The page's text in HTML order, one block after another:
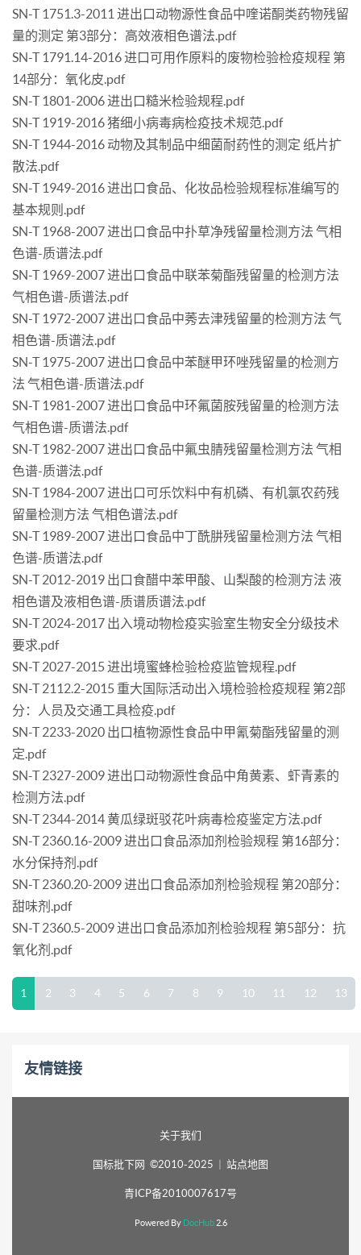
SN-T 1751.3-2011 进出口动物源性食品中喹诺酮类药物残留
量的测定 第3部分：高效液相色谱法.pdf
SN-T 1791.14-2016 进口可用作原料的废物检验检疫规程 第
14部分：氧化皮.pdf
SN-T 1801-2006 进出口糙米检验规程.pdf
SN-T 1919-2016 猪细小病毒病检疫技术规范.pdf
SN-T 1944-2016 动物及其制品中细菌耐药性的测定 纸片扩
散法.pdf
SN-T 1949-2016 进出口食品、化妆品检验规程标准编写的
基本规则.pdf
SN-T 1968-2007 进出口食品中扑草净残留量检测方法 气相
色谱-质谱法.pdf
SN-T 1969-2007 进出口食品中联苯菊酯残留量的检测方法
气相色谱-质谱法.pdf
SN-T 1972-2007 进出口食品中莠去津残留量的检测方法 气
相色谱-质谱法.pdf
SN-T 1975-2007 进出口食品中苯醚甲环唑残留量的检测方
法 气相色谱-质谱法.pdf
SN-T 1981-2007 进出口食品中环氟菌胺残留量的检测方法
气相色谱-质谱法.pdf
SN-T 1982-2007 进出口食品中氟虫腈残留量检测方法 气相
色谱-质谱法.pdf
SN-T 1984-2007 进出口可乐饮料中有机磷、有机氯农药残
留量检测方法 气相色谱法.pdf
SN-T 1989-2007 进出口食品中丁酰肼残留量检测方法 气相
色谱-质谱法.pdf
SN-T 2012-2019 出口食醋中苯甲酸、山梨酸的检测方法 液
相色谱及液相色谱-质谱质谱法.pdf
SN-T 2024-2017 出入境动物检疫实验室生物安全分级技术
要求.pdf
SN-T 2027-2015 进出境蜜蜂检验检疫监管规程.pdf
SN-T 2112.2-2015 重大国际活动出入境检验检疫规程 第2部
分：人员及交通工具检疫.pdf
SN-T 2233-2020 出口植物源性食品中甲氰菊酯残留量的测
定.pdf
SN-T 2327-2009 进出口动物源性食品中角黄素、虾青素的
检测方法.pdf
SN-T 2344-2014 黄瓜绿斑驳花叶病毒检疫鉴定方法.pdf
SN-T 2360.16-2009 进出口食品添加剂检验规程 第16部分：
水分保持剂.pdf
SN-T 2360.20-2009 进出口食品添加剂检验规程 第20部分：
甜味剂.pdf
SN-T 2360.5-2009 进出口食品添加剂检验规程 第5部分：抗
氧化剂.pdf
1 2 3 4 5 6 7 8 9 10 11 12 13
友情链接
关于我们
国标批下网 ©2010-2025 站点地图
青ICP备2010007617号
Powered By DocHub2.6